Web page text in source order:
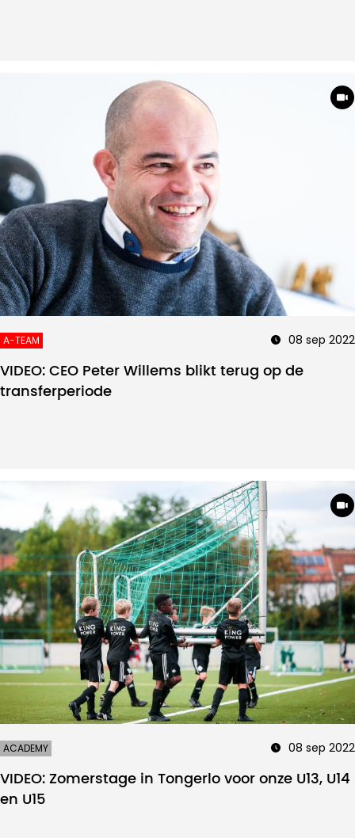
A-TEAM 08 sep 2022
VIDEO: CEO Peter Willems blikt terug op de
transferperiode
ACADEMY 08 sep 2022
VIDEO: Zomerstage in Tongerlo voor onze U13, U14
en U15